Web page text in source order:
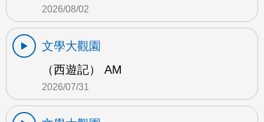
2026/08/02
文學大觀園
（西遊記） AM
2026/07/31